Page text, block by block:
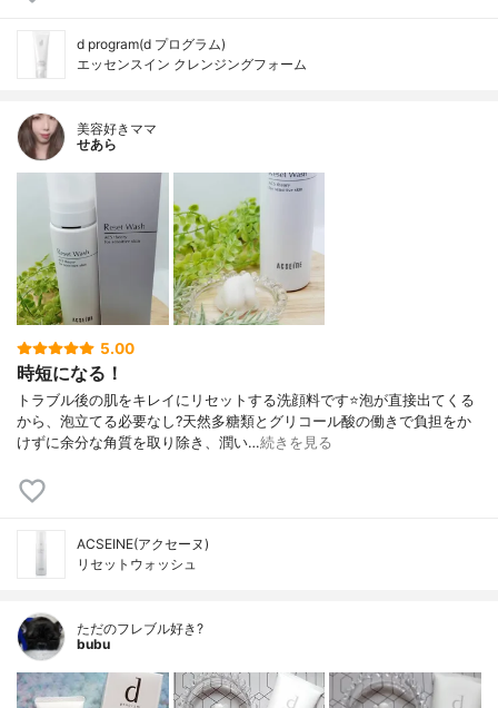
d program(d プログラム)
エッセンスイン クレンジングフォーム
美容好きママ
せあら
5.00
時短になる！
トラブル後の肌をキレイにリセットする洗顔料です⭐泡が直接出てくる
から、泡立てる必要なし?天然多糖類とグリコール酸の働きで負担をか
けずに余分な角質を取り除き、潤い…続きを見る
ACSEINE(アクセーヌ)
リセットウォッシュ
ただのフレブル好き?
bubu